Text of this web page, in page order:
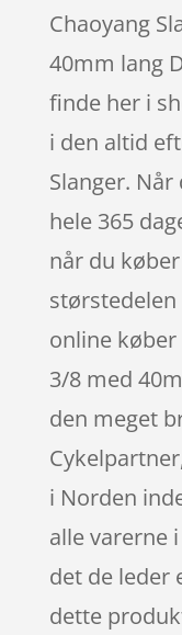
Chaoyang
40mm lang
finde her i
i den altid
Slanger.
hele 365
når du
online køber
3/8 med
den meget
i Norden
alle varerne
det de leder
dette